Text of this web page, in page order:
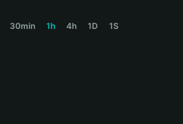
30min 1h 4h 1D 1S